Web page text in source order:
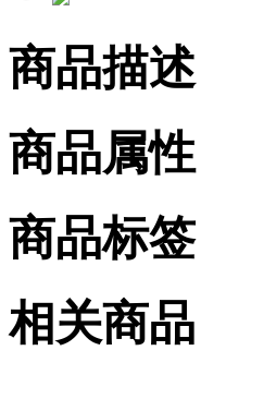
商品描述
商品属性
商品标签
相关商品